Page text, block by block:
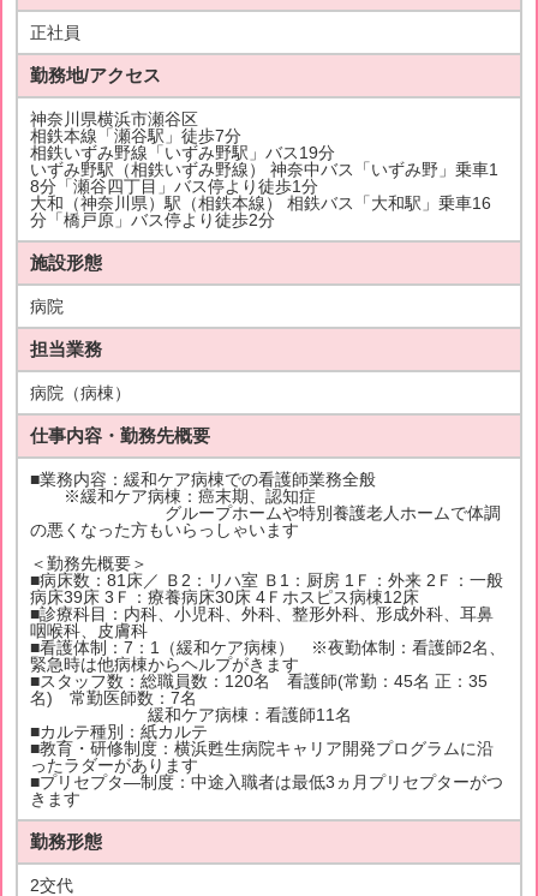
正社員
勤務地/アクセス
神奈川県横浜市瀬谷区
相鉄本線「瀬谷駅」徒歩7分
相鉄いずみ野線「いずみ野駅」バス19分
いずみ野駅（相鉄いずみ野線） 神奈中バス「いずみ野」乗車1
8分「瀬谷四丁目」バス停より徒歩1分
大和（神奈川県）駅（相鉄本線） 相鉄バス「大和駅」乗車16
分「橋戸原」バス停より徒歩2分
施設形態
病院
担当業務
病院（病棟）
仕事内容・勤務先概要
■業務内容：緩和ケア病棟での看護師業務全般
※緩和ケア病棟：癌末期、認知症
グループホームや特別養護老人ホームで体調
の悪くなった方もいらっしゃいます
＜勤務先概要＞
■病床数：81床／ Ｂ2：リハ室 Ｂ1：厨房 1Ｆ：外来 2Ｆ：一般
病床39床 3Ｆ：療養病床30床 4Ｆホスピス病棟12床
■診療科目：内科、小児科、外科、整形外科、形成外科、耳鼻
咽喉科、皮膚科
■看護体制：7：1（緩和ケア病棟） ※夜勤体制：看護師2名、
緊急時は他病棟からヘルプがきます
■スタッフ数：総職員数：120名 看護師(常勤：45名 正：35
名) 常勤医師数：7名
緩和ケア病棟：看護師11名
■カルテ種別：紙カルテ
■教育・研修制度：横浜甦生病院キャリア開発プログラムに沿
ったラダーがあります
■プリセプタ―制度：中途入職者は最低3ヵ月プリセプターがつ
きます
勤務形態
2交代